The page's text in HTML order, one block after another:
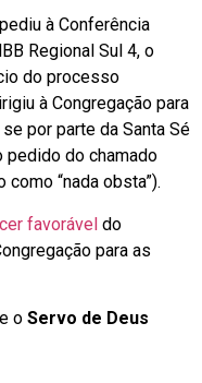
à Conferência
Regional Sul 4, o
do processo
à Congregação para
por parte da Santa Sé
pedido do chamado
“nada obsta”).
favorável do
para as
o Servo de Deus